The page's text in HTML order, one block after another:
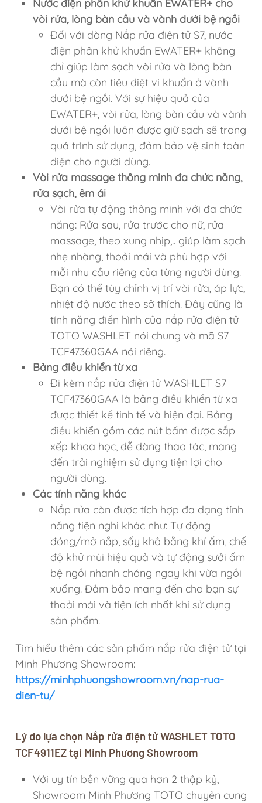
Nước điện phân khử khuẩn EWATER+ cho
vòi rửa, lòng bàn cầu và vành dưới bệ ngồi
Đối với dòng Nắp rửa điện tử S7, nước
điện phân khử khuẩn EWATER+ không
chỉ giúp làm sạch vòi rửa và lòng bàn
cầu mà còn tiêu diệt vi khuẩn ở vành
dưới bệ ngồi. Với sự hiệu quả của
EWATER+, vòi rửa, lòng bàn cầu và vành
dưới bệ ngồi luôn được giữ sạch sẽ trong
quá trình sử dụng, đảm bảo vệ sinh toàn
diện cho người dùng.
Vòi rửa massage thông minh đa chức năng,
rửa sạch, êm ái
Vòi rửa tự động thông minh với đa chức
năng: Rửa sau, rửa trước cho nữ, rửa
massage, theo xung nhịp,.. giúp làm sạch
nhẹ nhàng, thoải mái và phù hợp với
mỗi nhu cầu riêng của từng người dùng.
Bạn có thể tùy chỉnh vị trí vòi rửa, áp lực,
nhiệt độ nước theo sở thích. Đây cũng là
tính năng điển hình của nắp rửa điện tử
TOTO WASHLET nói chung và mã S7
TCF47360GAA nói riêng.
Bảng điều khiển từ xa
Đi kèm nắp rửa điện tử WASHLET S7
TCF47360GAA là bảng điều khiển từ xa
được thiết kế tinh tế và hiện đại. Bảng
điều khiển gồm các nút bấm được sắp
xếp khoa học, dễ dàng thao tác, mang
đến trải nghiệm sử dụng tiện lợi cho
người dùng.
Các tính năng khác
Nắp rửa còn được tích hợp đa dạng tính
năng tiện nghi khác như: Tự động
đóng/mở nắp, sấy khô bằng khí ấm, chế
độ khử mùi hiệu quả và tự động sưởi ấm
bệ ngồi nhanh chóng ngay khi vừa ngồi
xuống. Đảm bảo mang đến cho bạn sự
thoải mái và tiện ích nhất khi sử dụng
sản phẩm.
Tìm hiểu thêm các sản phẩm nắp rửa điện tử tại
Minh Phương Showroom:
https://minhphuongshowroom.vn/nap-rua-
dien-tu/
Lý do lựa chọn Nắp rửa điện tử WASHLET TOTO
TCF4911EZ tại Minh Phương Showroom
Với uy tín bền vững qua hơn 2 thập kỷ,
Showroom Minh Phương TOTO chuyên cung